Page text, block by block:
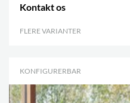
Kontakt os
FLERE VARIANTER
KONFIGURERBAR